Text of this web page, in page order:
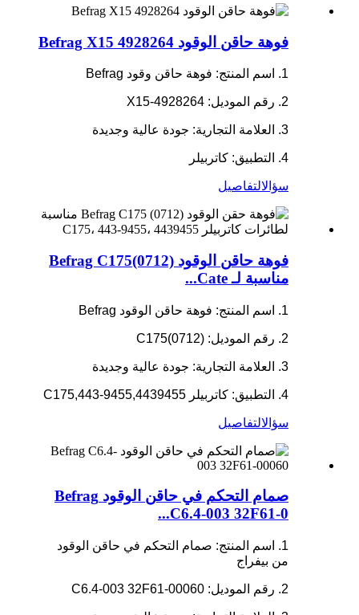
فوهة حاقن الوقود Befrag X15 4928264
1. اسم المنتج: فوهة حاقن وقود Befrag
2. رقم الموديل: X15-4928264
3. العلامة التجارية: جودة عالية وجديدة
4. التطبيق: كاتربيلر
سؤالالتفاصيل
فوهة حاقن الوقود Befrag C175(0712)
مناسبة لـ Cate...
1. اسم المنتج: فوهة حاقن الوقود Befrag
2. رقم الموديل: C175(0712)
3. العلامة التجارية: جودة عالية وجديدة
4. التطبيق: كاتربيلر C175,443-9455,4439455
سؤالالتفاصيل
صمام التحكم في حاقن الوقود Befrag
C6.4-003 32F61-0...
1. اسم المنتج: صمام التحكم في حاقن الوقود
من بيفراج
2. رقم الموديل: C6.4-003 32F61-00060